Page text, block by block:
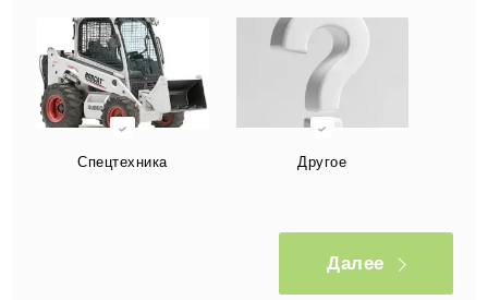
Спецтехника Другое
Далее